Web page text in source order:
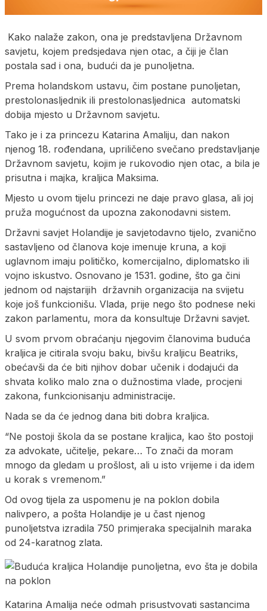
Kako nalaže zakon, ona je predstavljena Državnom
savjetu, kojem predsjedava njen otac, a čiji je član
postala sad i ona, budući da je punoljetna.
Prema holandskom ustavu, čim postane punoljetan,
prestolonasljednik ili prestolonasljednica automatski
dobija mjesto u Državnom savjetu.
Tako je i za princezu Katarina Amaliju, dan nakon
njenog 18. rođendana, upriličeno svečano predstavljanje
Državnom savjetu, kojim je rukovodio njen otac, a bila je
prisutna i majka, kraljica Maksima.
Mjesto u ovom tijelu princezi ne daje pravo glasa, ali joj
pruža mogućnost da upozna zakonodavni sistem.
Državni savjet Holandije je savjetodavno tijelo, zvanično
sastavljeno od članova koje imenuje kruna, a koji
uglavnom imaju političko, komercijalno, diplomatsko ili
vojno iskustvo. Osnovano je 1531. godine, što ga čini
jednom od najstarijih državnih organizacija na svijetu
koje još funkcionišu. Vlada, prije nego što podnese neki
zakon parlamentu, mora da konsultuje Državni savjet.
U svom prvom obraćanju njegovim članovima buduća
kraljica je citirala svoju baku, bivšu kraljicu Beatriks,
obećavši da će biti njihov dobar učenik i dodajući da
shvata koliko malo zna o dužnostima vlade, procjeni
zakona, funkcionisanju administracije.
Nada se da će jednog dana biti dobra kraljica.
“Ne postoji škola da se postane kraljica, kao što postoji
za advokate, učitelje, pekare… To znači da moram
mnogo da gledam u prošlost, ali u isto vrijeme i da idem
u korak s vremenom.”
Od ovog tijela za uspomenu je na poklon dobila
nalivpero, a pošta Holandije je u čast njenog
punoljetstva izradila 750 primjeraka specijalnih maraka
od 24-karatnog zlata.
Katarina Amalija neće odmah prisustvovati sastancima